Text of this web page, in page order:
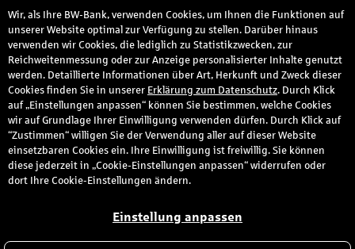
Elektronikversicherung
Optimaler Versicherungsschutz für Ihr
Mobilgerät.
Wir sorgen für Ersatz für Ihr Mobilgerät.
Wir, als Ihre BW-Bank, verwenden Cookies, um Ihnen die Funktionen auf
unserer Website optimal zur Verfügung zu stellen. Darüber hinaus
verwenden wir Cookies, die lediglich zu Statistikzwecken, zur
Reichweitenmessung oder zur Anzeige personalisierter Inhalte genutzt
werden. Detaillierte Informationen über Art, Herkunft und Zweck dieser
Cookies finden Sie in unserer Erklärung zum Datenschutz. Durch Klick
auf „Einstellungen anpassen“ können Sie bestimmen, welche Cookies
wir auf Grundlage Ihrer Einwilligung verwenden dürfen. Durch Klick auf
“Zustimmen“ willigen Sie der Verwendung aller auf dieser Website
einsetzbaren Cookies ein. Ihre Einwilligung ist freiwillig. Sie können
diese jederzeit in „Cookie-Einstellungen anpassen“ widerrufen oder
dort Ihre Cookie-Einstellungen ändern.
Einstellung anpassen